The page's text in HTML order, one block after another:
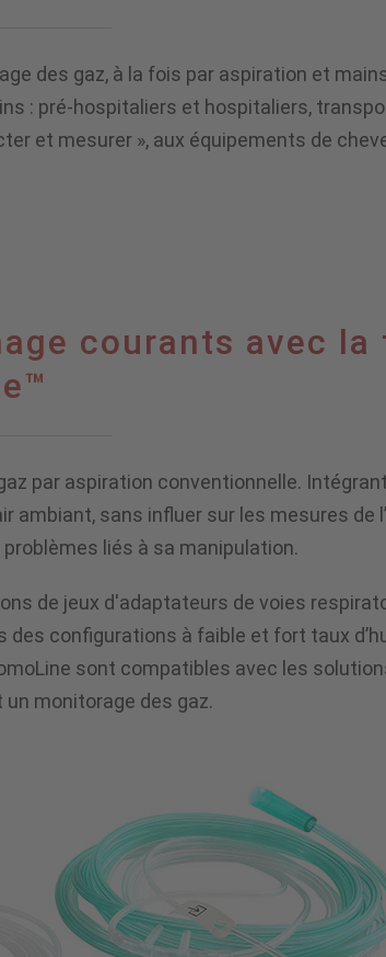
des gaz, à la fois par aspiration et
: pré-hospitaliers et hospitaliers,
et mesurer », aux équipements de
courants avec la
par aspiration conventionnelle.
ambiant, sans influer sur les mesures de
liés à sa manipulation.
de jeux d'adaptateurs de voies
configurations à faible et fort taux
sont compatibles avec les
monitorage des gaz.